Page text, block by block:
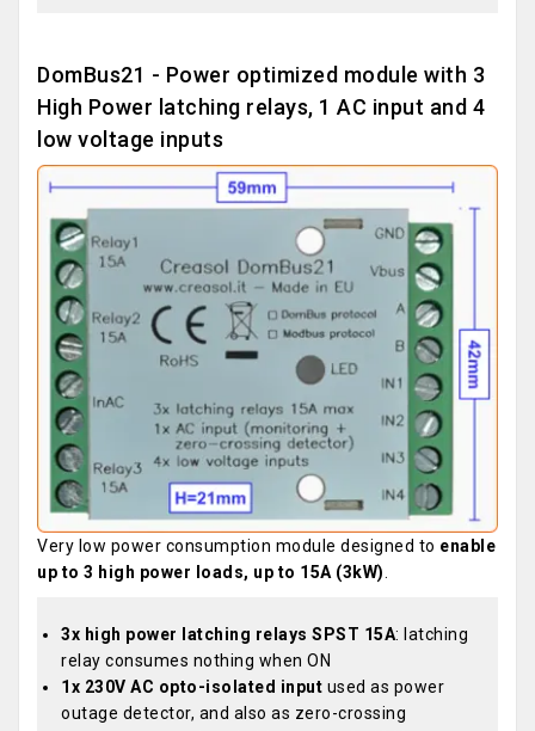
DomBus21 - Power optimized module with 3
High Power latching relays, 1 AC input and 4
low voltage inputs
Very low power consumption module designed to enable
up to 3 high power loads, up to 15A (3kW)
3x high power latching relays SPST 15A: latching
relay consumes nothing when ON
1x 230V AC opto-isolated input used as power
outage detector, and also as zero-crossing